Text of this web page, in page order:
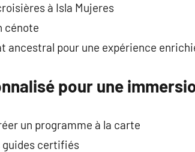
à Isla Mujeres
cénote
ancestral pour une expérience
pour une
un programme à la carte
guides certifiés